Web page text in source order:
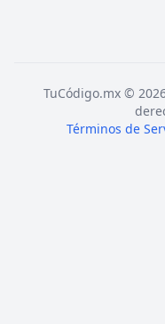
TuCódigo.mx ©
Términos de